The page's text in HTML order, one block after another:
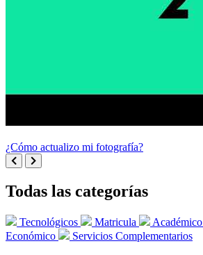
¿Cómo actualizo mi fotografía?
Todas las categorías
Tecnológicos Matricula Académico
Económico
Servicios Complementarios